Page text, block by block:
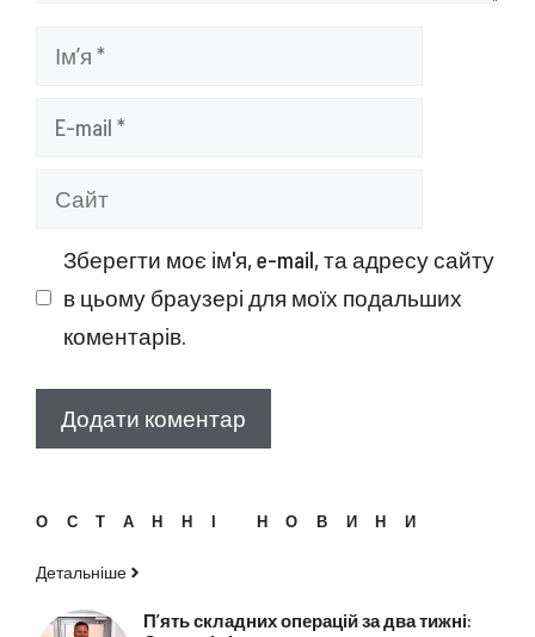
Ім’я
Сайт
Зберегти моє ім'я, e-mail, та адресу сайту
в цьому браузері для моїх подальших
коментарів.
ОСТАННІ НОВИНИ
Детальніше
П’ять складних операцій за два тижні: